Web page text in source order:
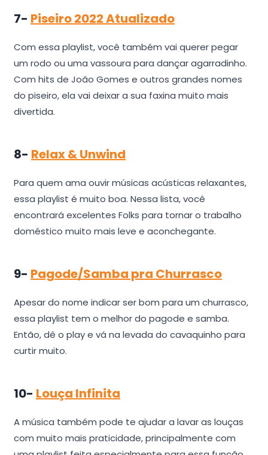
7- Piseiro 2022 Atualizado
Com essa playlist, você também vai querer pegar
um rodo ou uma vassoura para dançar agarradinho.
Com hits de João Gomes e outros grandes nomes
do piseiro, ela vai deixar a sua faxina muito mais
divertida.
8- Relax & Unwind
Para quem ama ouvir músicas acústicas relaxantes,
essa playlist é muito boa. Nessa lista, você
encontrará excelentes Folks para tornar o trabalho
doméstico muito mais leve e aconchegante.
9- Pagode/Samba pra Churrasco
Apesar do nome indicar ser bom para um churrasco,
essa playlist tem o melhor do pagode e samba.
Então, dê o play e vá na levada do cavaquinho para
curtir muito.
10- Louça Infinita
A música também pode te ajudar a lavar as louças
com muito mais praticidade, principalmente com